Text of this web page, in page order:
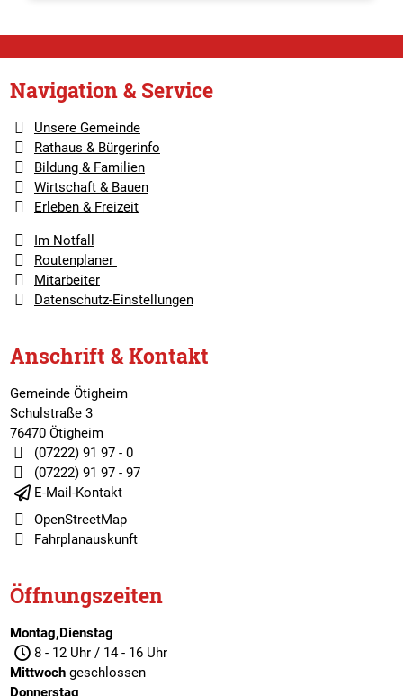
Navigation & Service
Unsere Gemeinde
Rathaus & Bürgerinfo
Bildung & Familien
Wirtschaft & Bauen
Erleben & Freizeit
Im Notfall
Routenplaner
Mitarbeiter
Datenschutz-Einstellungen
Anschrift & Kontakt
Gemeinde Ötigheim
Schulstraße 3
76470 Ötigheim
(07222) 91 97 - 0
(07222) 91 97 - 97
E-Mail-Kontakt
OpenStreetMap
Fahrplanauskunft
Öffnungszeiten
Montag,Dienstag
8 - 12 Uhr / 14 - 16 Uhr
Mittwochgeschlossen
Donnerstag